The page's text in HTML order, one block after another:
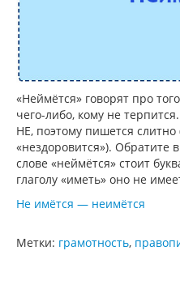
«Неймётся» говорят про
чего-либо, кому не
НЕ, поэтому пишется
«нездоровится»). Обратите
слове «неймётся» стоит
глаголу «иметь» оно не
Не имётся — неимётся
Метки: грамотность,